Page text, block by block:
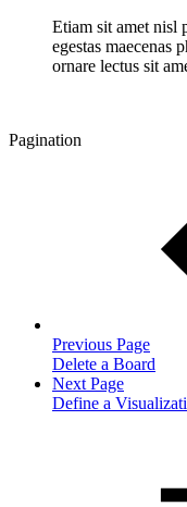
Etiam sit amet nisl
egestas maecenas
ornare lectus sit
Pagination
Previous Page
Delete a Board
Next Page
Define a